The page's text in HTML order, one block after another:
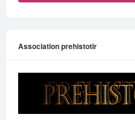
Association prehistotir